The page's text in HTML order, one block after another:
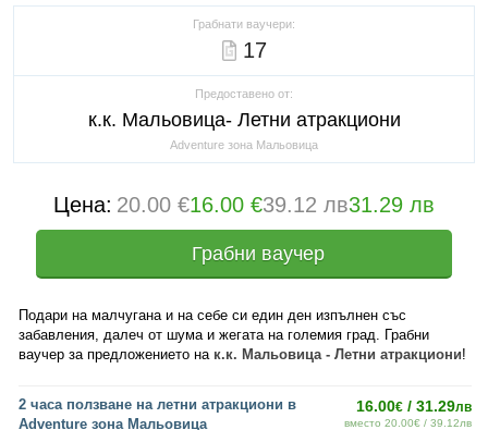
Грабнати ваучери:
17
Предоставено от:
к.к. Мальовица- Летни атракциони
Adventure зона Мальовица
Цена: 20.00 €16.00 €39.12 лв31.29 лв
Грабни ваучер
Подари на малчугана и на себе си един ден изпълнен със
забавления, далеч от шума и жегата на големия град. Грабни
ваучер за предложението на к.к. Мальовица - Летни атракциони!
2 часа ползване на летни атракциони в
Adventure зона Мальовица
16.00€ / 31.29лв
вместо 20.00€ / 39.12лв